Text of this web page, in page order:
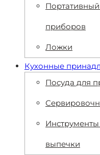
приборов
Ложки
Кухонные
Посуда для
выпечки